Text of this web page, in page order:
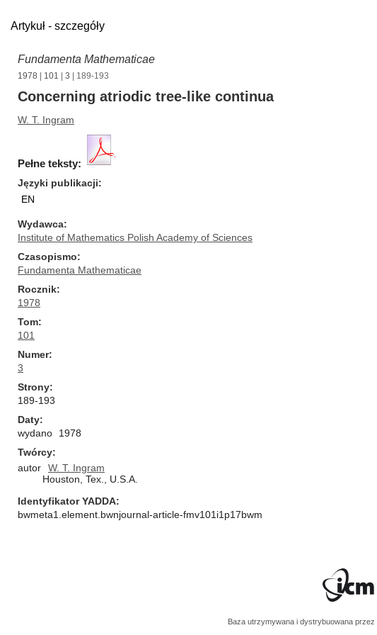
Artykuł - szczegóły
Fundamenta Mathematicae
1978 101 3 | 189-193
Concerning atriodic tree-like continua
W. T. Ingram
Pełne teksty:
Języki publikacji
EN
Wydawca
Institute of Mathematics Polish Academy of Sciences
Czasopismo
Fundamenta Mathematicae
Rocznik
1978
Tom
101
Numer
3
Strony
189-193
Daty
wydano
1978
Twórcy
autor
W. T. Ingram
Houston, Tex., U.S.A.
Identyfikator YADDA
bwmeta1.element.bwnjournal-article-fmv101i1p17bwm
Baza utrzymywana i dystrybuowana przez